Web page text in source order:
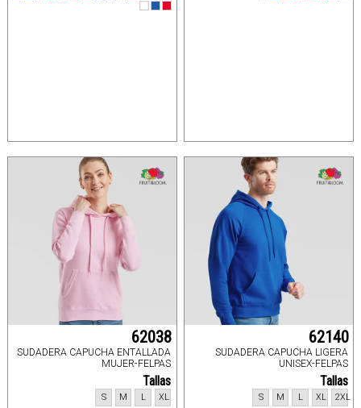
62038
SUDADERA CAPUCHA ENTALLADA
MUJER-FELPAS
Tallas
XL
L
M
S
62140
SUDADERA CAPUCHA LIGERA
UNISEX-FELPAS
Tallas
2XL
XL
L
M
S